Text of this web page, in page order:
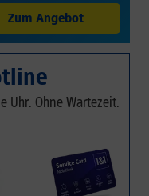
Zum Angebot
Uhr. Ohne Wartezeit.